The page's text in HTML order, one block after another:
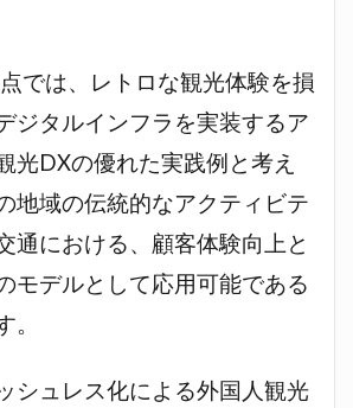
では、レトロな観光体験を損
ジタルインフラを実装するア
光DXの優れた実践例と考え
地域の伝統的なアクティビテ
通における、顧客体験向上と
モデルとして応用可能である
。
シュレス化による外国人観光